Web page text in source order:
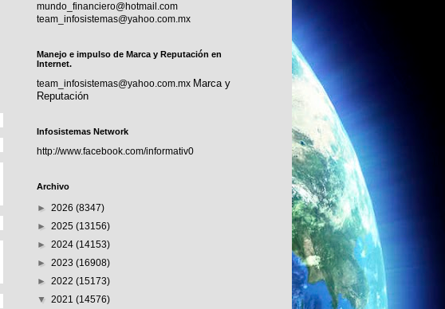
mundo_financiero@hotmail.com
team_infosistemas@yahoo.com.mx
Manejo e impulso de Marca y Reputación en
Internet.
team_infosistemas@yahoo.com.mx Marca y
Reputación
Infosistemas Network
http://www.facebook.com/informativ0
Archivo
► 2026 (8347)
► 2025 (13156)
► 2024 (14153)
► 2023 (16908)
► 2022 (15173)
▼ 2021 (14576)